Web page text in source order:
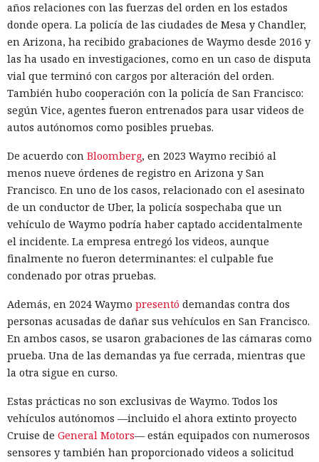
años relaciones con las fuerzas del orden en los estados
donde opera. La policía de las ciudades de Mesa y Chandler,
en Arizona, ha recibido grabaciones de Waymo desde 2016 y
las ha usado en investigaciones, como en un caso de disputa
vial que terminó con cargos por alteración del orden.
También hubo cooperación con la policía de San Francisco:
según Vice, agentes fueron entrenados para usar videos de
autos autónomos como posibles pruebas.
De acuerdo con Bloomberg, en 2023 Waymo recibió al
menos nueve órdenes de registro en Arizona y San
Francisco. En uno de los casos, relacionado con el asesinato
de un conductor de Uber, la policía sospechaba que un
vehículo de Waymo podría haber captado accidentalmente
el incidente. La empresa entregó los videos, aunque
finalmente no fueron determinantes: el culpable fue
condenado por otras pruebas.
Además, en 2024 Waymo presentó demandas contra dos
personas acusadas de dañar sus vehículos en San Francisco.
En ambos casos, se usaron grabaciones de las cámaras como
prueba. Una de las demandas ya fue cerrada, mientras que
la otra sigue en curso.
Estas prácticas no son exclusivas de Waymo. Todos los
vehículos autónomos —incluido el ahora extinto proyecto
Cruise de General Motors— están equipados con numerosos
sensores y también han proporcionado videos a solicitud